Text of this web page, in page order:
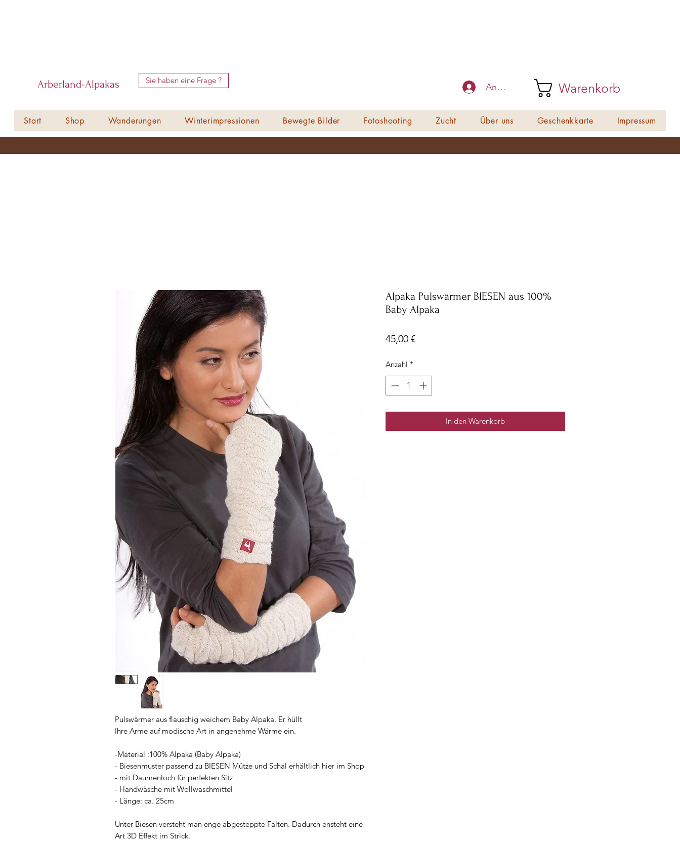
Arberland-Alpakas Sie haben eine Frage ?
Anmelden Warenkorb
Start Shop Wanderungen Winterimpressionen Bewegte Bilder Fotoshooting Zucht Über uns Geschenkkarte Impressum
Pulswärmer aus flauschig weichem Baby Alpaka. Er hüllt
Ihre Arme auf modische Art in angenehme Wärme ein.
-Material :100% Alpaka (Baby Alpaka)
- Biesenmuster passend zu BIESEN Mütze und Schal erhältlich hier im Shop
- mit Daumenloch für perfekten Sitz
- Handwäsche mit Wollwaschmittel
- Länge: ca. 25cm
Unter Biesen versteht man enge abgesteppte Falten. Dadurch ensteht eine
Art 3D Effekt im Strick.
Alpaka Pulswärmer BIESEN aus 100%
Baby Alpaka
45,00 €Preis
Anzahl *
In den Warenkorb